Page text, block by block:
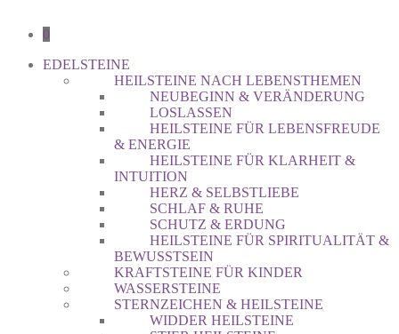
0
EDELSTEINE
HEILSTEINE NACH LEBENSTHEMEN
NEUBEGINN & VERÄNDERUNG
LOSLASSEN
HEILSTEINE FÜR LEBENSFREUDE
& ENERGIE
HEILSTEINE FÜR KLARHEIT &
INTUITION
HERZ & SELBSTLIEBE
SCHLAF & RUHE
SCHUTZ & ERDUNG
HEILSTEINE FÜR SPIRITUALITÄT &
BEWUSSTSEIN
KRAFTSTEINE FÜR KINDER
WASSERSTEINE
STERNZEICHEN & HEILSTEINE
WIDDER HEILSTEINE